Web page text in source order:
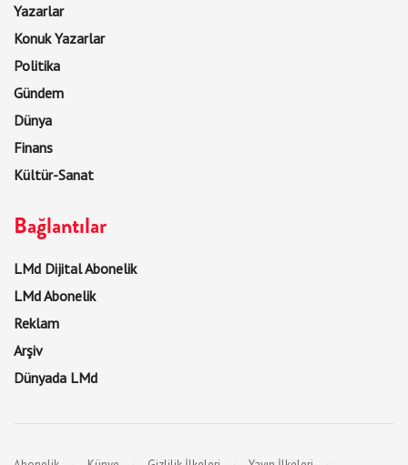
Yazarlar
Konuk Yazarlar
Politika
Gündem
Dünya
Finans
Kültür-Sanat
Bağlantılar
LMd Dijital Abonelik
LMd Abonelik
Reklam
Arşiv
Dünyada LMd